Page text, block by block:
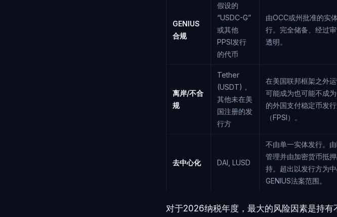
GENIUS
合规
假设的
“USDC-G”
或其他
PPSI发行
的代币
由OCC或州批准的实
行。完全储备、经过审
透明。
离岸/不合
规
Tether
(USDT)，
其他未在美
国注册的发
行方
在美国联邦框架之外运
可能成为也可能不成
的外国支付稳定币发
（FPSI）。
去中心化 DAI, LUSD
不由单一实体发行。
管理并由加密货币抵
持。超出以发行方为
GENIUS法案范围。
对于2026纳税年度，最大的风险因素是持